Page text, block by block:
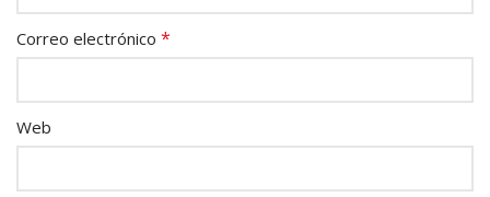
Correo electrónico *
Web